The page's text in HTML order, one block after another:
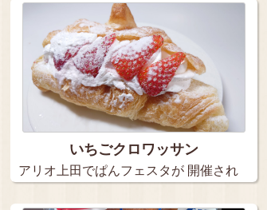
いちごクロワッサン
アリオ上田でぱんフェスタが 開催され